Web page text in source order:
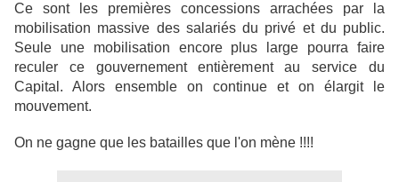
Ce sont les premières concessions arrachées par la
mobilisation massive des salariés du privé et du public.
Seule une mobilisation encore plus large pourra faire
reculer ce gouvernement entièrement au service du
Capital. Alors ensemble on continue et on élargit le
mouvement.
On ne gagne que les batailles que l'on mène !!!!